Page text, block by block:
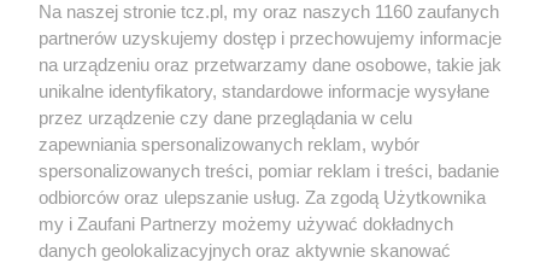
O FIRMIE POLITYKA PRYWATNOŚCI HOSTING
REKLAMA WSPÓŁPRACA RSS FACEBOOK KONTAKT
Nasze serwisy
Na naszej stronie tcz.pl, my oraz naszych 1160 zaufanych
partnerów uzyskujemy dostęp i przechowujemy informacje
na urządzeniu oraz przetwarzamy dane osobowe, takie jak
unikalne identyfikatory, standardowe informacje wysyłane
przez urządzenie czy dane przeglądania w celu
zapewniania spersonalizowanych reklam, wybór
spersonalizowanych treści, pomiar reklam i treści, badanie
odbiorców oraz ulepszanie usług. Za zgodą Użytkownika
my i Zaufani Partnerzy możemy używać dokładnych
danych geolokalizacyjnych oraz aktywnie skanować